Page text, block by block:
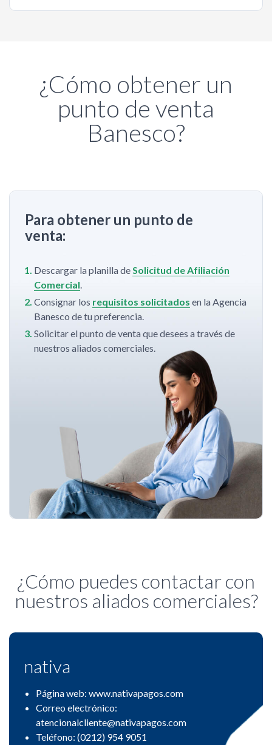
¿Cómo obtener un
punto de venta
Banesco?
Para obtener un punto de
venta:
Descargar la planilla deSolicitud de Afiliación
Comercial.
Consignar los requisitos solicitados en la Agencia
Banesco de tu preferencia.
Solicitar el punto de venta que desees a través de
nuestros aliados comerciales.
¿Cómo puedes contactar con
nuestros aliados comerciales?
nativa
Página web: www.nativapagos.com
Correo electrónico:
atencionalcliente@nativapagos.com
Teléfono: (0212) 954 9051